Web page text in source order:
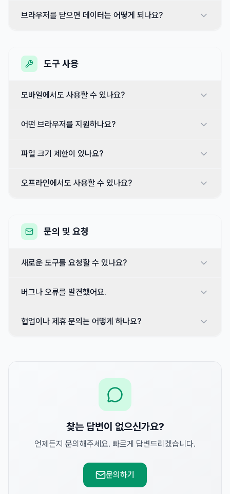
브라우저를 닫으면 데이터는 어떻게 되나요?
도구 사용
모바일에서도 사용할 수 있나요?
어떤 브라우저를 지원하나요?
파일 크기 제한이 있나요?
오프라인에서도 사용할 수 있나요?
문의 및 요청
새로운 도구를 요청할 수 있나요?
버그나 오류를 발견했어요.
협업이나 제휴 문의는 어떻게 하나요?
찾는 답변이 없으신가요?
언제든지 문의해주세요. 빠르게 답변드리겠습니다.
문의하기